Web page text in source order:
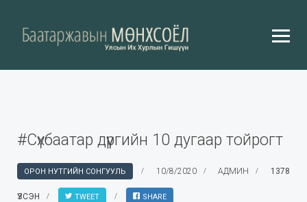
#Сүхбаатар дүүргийн 10 дугаар тойрогт
ОРОН НУТГИЙН СОНГУУЛЬ 10/8/2020 АДМИН 1378
ҮЗСЭН TWEET SHARE